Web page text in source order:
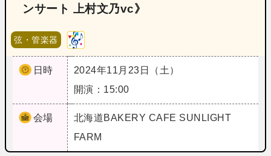
ンサート 上村文乃vc》
弦・管楽器
日時
2024年11月23日（土）
開演：15:00
会場 北海道BAKERY CAFE SUNLIGHT
FARM